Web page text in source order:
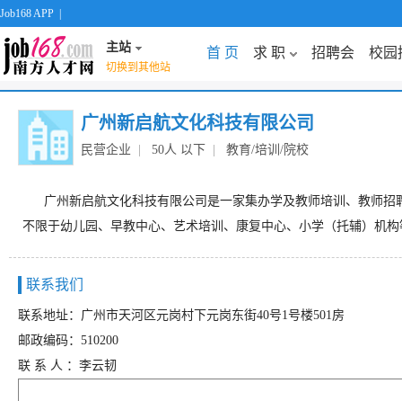
Job168 APP
主站
切换到其他站
首 页 求 职 招聘会 校园
广州新启航文化科技有限公司
民营企业 50人 以下 教育/培训/院校
广州新启航文化科技有限公司是一家集办学及教师培训、教师招
不限于幼儿园、早教中心、艺术培训、康复中心、小学（托辅）机
联系我们
联系地址：广州市天河区元岗村下元岗东街40号1号楼501房
邮政编码：510200
联 系 人 ：李云韧